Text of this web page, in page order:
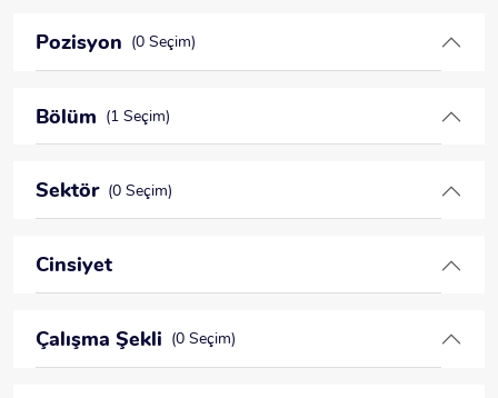
Pozisyon (0 Seçim)
Bölüm (1 Seçim)
Sektör (0 Seçim)
Cinsiyet
Çalışma Şekli (0 Seçim)